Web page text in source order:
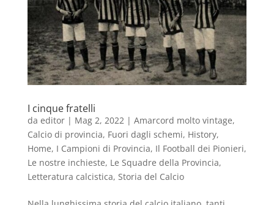
I cinque fratelli
da editor| Mag 2, 2022 | Amarcord molto vintage,
Calcio di provincia, Fuori dagli schemi, History,
Home, I Campioni di Provincia, Il Football dei Pionieri,
Le nostre inchieste, Le Squadre della Provincia,
Letteratura calcistica, Storia del Calcio